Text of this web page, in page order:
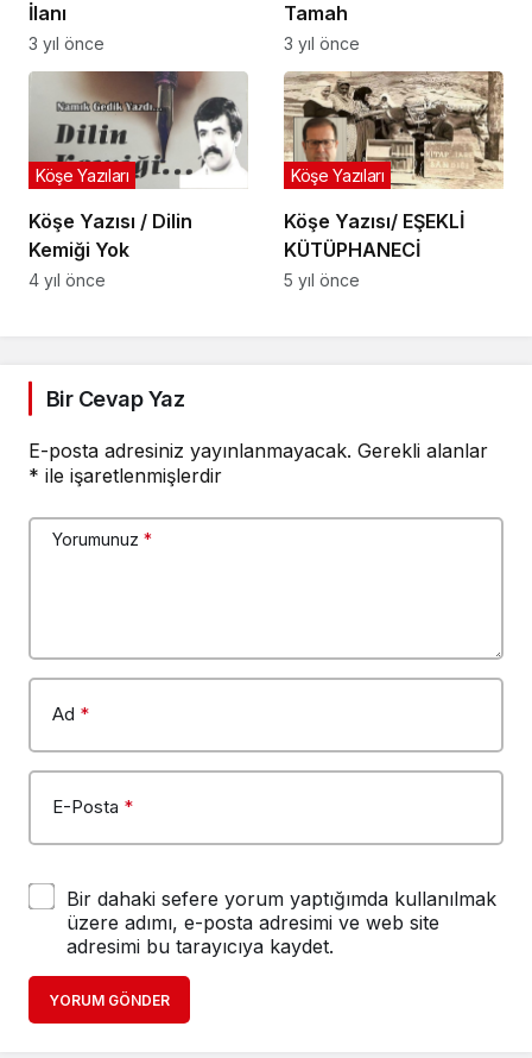
İlanı
3 yıl önce
Tamah
3 yıl önce
Köşe Yazısı / Dilin
Kemiği Yok
Köşe Yazıları
4 yıl önce
Köşe Yazısı/ EŞEKLİ
KÜTÜPHANECİ
Köşe Yazıları
5 yıl önce
Bir Cevap Yaz
E-posta adresiniz yayınlanmayacak. Gerekli alanlar
* ile işaretlenmişlerdir
Yorumunuz *
Ad *
E-Posta *
Bir dahaki sefere yorum yaptığımda kullanılmak
üzere adımı, e-posta adresimi ve web site
adresimi bu tarayıcıya kaydet.
YORUM GÖNDER